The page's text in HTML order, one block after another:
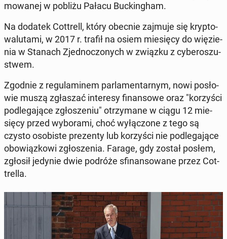
mo­wa­nej w pobliżu Pałacu Buc­kin­gham.
Na dodatek Cot­trell, który obecnie zajmuje się kryp­to­
wa­lu­ta­mi, w 2017 r. trafił na osiem mie­się­cy do wię­zie­
nia w Stanach Zjed­no­czo­nych w związku z cy­be­ro­szu­
stwem.
Zgodnie z re­gu­la­mi­nem par­la­men­tar­nym, nowi po­sło­
wie muszą zgła­szać in­te­re­sy fi­nan­so­we oraz "ko­rzy­ści
pod­le­ga­ją­ce zgło­sze­niu" otrzy­ma­ne w ciągu 12 mie­
się­cy przed wy­bo­ra­mi, choć wy­łą­czo­ne z tego są
czysto oso­bi­ste pre­zen­ty lub ko­rzy­ści nie pod­le­ga­ją­ce
obo­wiąz­ko­wi zgło­sze­nia. Farage, gdy został posłem,
zgłosił jedynie dwie podróże sfi­nan­so­wa­ne przez Cot­
trel­la.